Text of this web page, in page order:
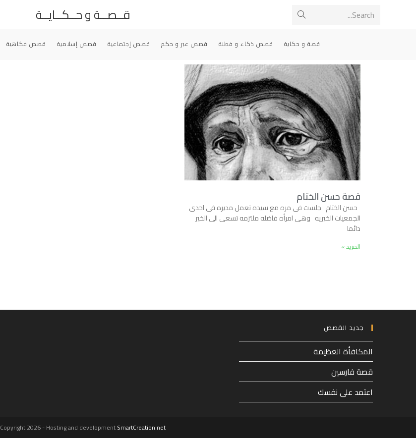
Search... قــصــة و حــكــايــة
قصة و حكاية قصص ذكاء و فطنة قصص عبر و حكم قصص إجتماعية قصص إسلامية قصص فكاهية
قصة حسن الختام
حسن الختام جلست فى مره مع سيده تعمل مديره فى احدى
الجمعيات الخيريه وهى امرأه فاضله ملتزمه تسعى الى الخير
دائما
المزيد »
جديد القصص
المكافأة العظيمة
قصة فارسين
اعتمد على نفسك
Copyright 2026 - Hosting and developmentSmartCreation.net